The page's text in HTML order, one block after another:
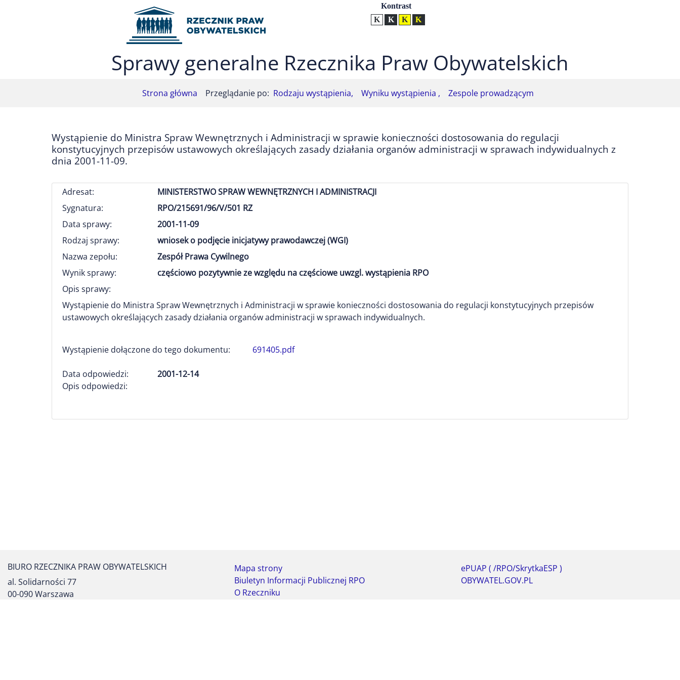
Przejdź do menu głównego (nacisnij Enter)
Przejdź do mapy serwisu (nacisnij Enter) UstawieniaKontrast
Kontrast normalny
Kontrast biały tekst na czarnym
Kontrast czarny tekst na żółtym
Sprawy generalne Rzecznika Praw Obywatelskich
Strona główna Przeglądanie po: Rodzaju wystąpienia, Wyniku wystąpienia , Zespole prowadzącym
Wystąpienie do Ministra Spraw Wewnętrznych i Administracji w sprawie konieczności dostosowania do regulacji
konstytucyjnych przepisów ustawowych określających zasady działania organów administracji w sprawach indywidualnych z
dnia 2001-11-09.
Adresat:
MINISTERSTWO SPRAW WEWNĘTRZNYCH I ADMINISTRACJI
Sygnatura:
RPO/215691/96/V/501 RZ
Data sprawy:
2001-11-09
Rodzaj sprawy:
wniosek o podjęcie inicjatywy prawodawczej (WGI)
Nazwa zepołu:
Zespół Prawa Cywilnego
Wynik sprawy:
częściowo pozytywnie ze względu na częściowe uwzgl. wystąpienia RPO
Opis sprawy:
Wystąpienie do Ministra Spraw Wewnętrznych i Administracji w sprawie konieczności dostosowania do regulacji konstytucyjnych przepisów
ustawowych określających zasady działania organów administracji w sprawach indywidualnych.
Wystąpienie dołączone do tego dokumentu: 691405.pdf
Data odpowiedzi:
2001-12-14
Opis odpowiedzi:
BIURO RZECZNIKA PRAW OBYWATELSKICH
al. Solidarności 77
00-090 Warszawa
Mapa strony
Biuletyn Informacji Publicznej RPO
O Rzeczniku
ePUAP ( /RPO/SkrytkaESP )
OBYWATEL.GOV.PL